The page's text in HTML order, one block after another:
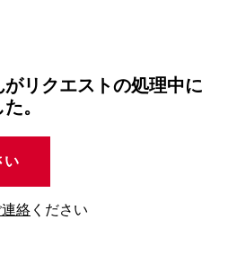
リクエストの処理中に
。
い
連絡 ください